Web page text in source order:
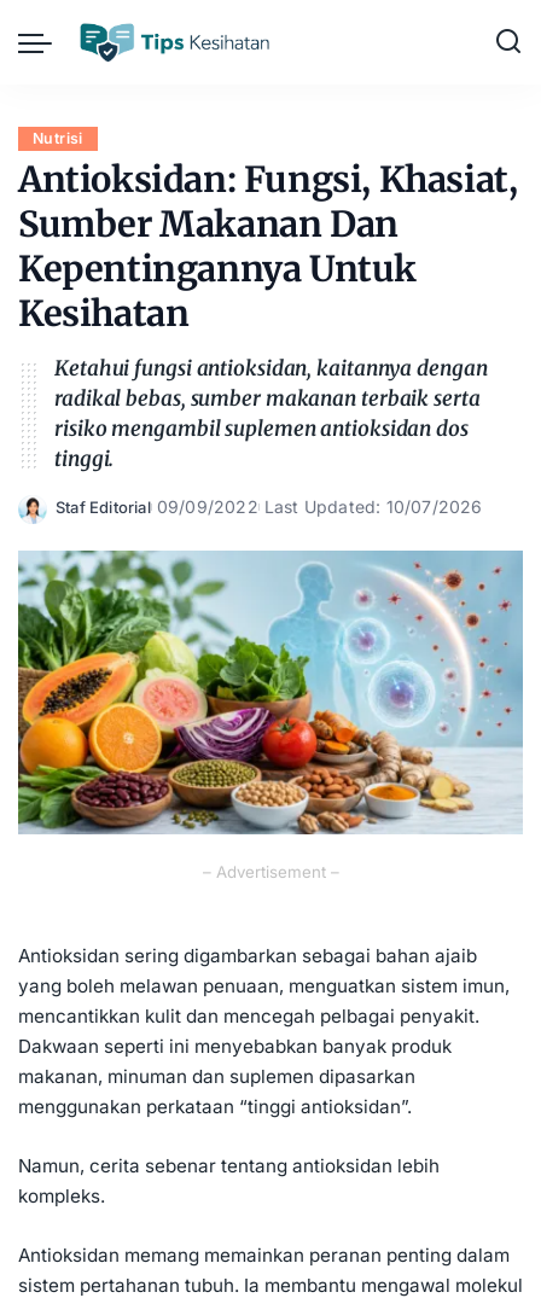
Nutrisi
Antioksidan: Fungsi, Khasiat,
Sumber Makanan Dan
Kepentingannya Untuk
Kesihatan
Ketahui fungsi antioksidan, kaitannya dengan
radikal bebas, sumber makanan terbaik serta
risiko mengambil suplemen antioksidan dos
tinggi.
Posted
Staf Editorial 09/09/2022 Last Updated: 10/07/2026
– Advertisement –
Antioksidan sering digambarkan sebagai bahan ajaib
yang boleh melawan penuaan, menguatkan sistem imun,
mencantikkan kulit dan mencegah pelbagai penyakit.
Dakwaan seperti ini menyebabkan banyak produk
makanan, minuman dan suplemen dipasarkan
menggunakan perkataan “tinggi antioksidan”.
Namun, cerita sebenar tentang antioksidan lebih
kompleks.
Antioksidan memang memainkan peranan penting dalam
sistem pertahanan tubuh. Ia membantu mengawal molekul